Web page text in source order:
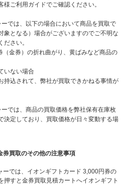
ご利用ガイドでご確認ください。
では、以下の場合において商品を買取で
象となる）場合がございますのでご不明な
ださい。
金券）の折れ曲がり、黄ばみなど商品の
いない場合
込されて、弊社が買取できかねる事情が
では、商品の買取価格を弊社保有在庫枚
決定しており、買取価格が日々変動する場
券買取のその他の注意事項
では、イオンギフトカード 3,000円券の
押すと金券買取見積カートへイオンギフト